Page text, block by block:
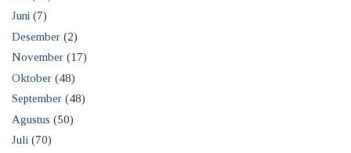
Juni (7)
Desember (2)
November (17)
Oktober (48)
September (48)
Agustus (50)
Juli (70)